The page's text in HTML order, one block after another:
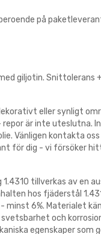
på
giljotin. Snittolerans
eller synligt
är inte uteslutna.
Vänligen kontakta
för dig - vi försöker
tillverkas av en
hos fjäderstål
minst 6%. Materialet
och
egenskaper som